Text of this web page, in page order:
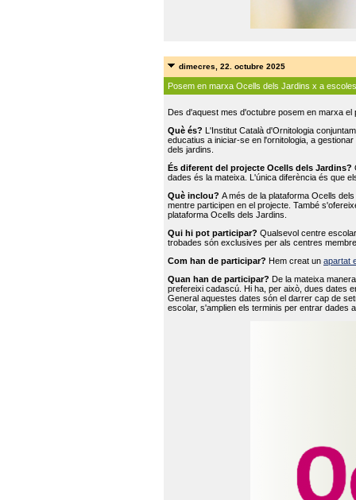
dimecres, 22. octubre 2025
Posem en marxa Ocells dels Jardins x a escoles
Des d'aquest mes d'octubre posem en marxa
Què és? L'Institut Català d'Ornitologia
educatius a iniciar-se en l'ornitologia, a
dels jardins.
És diferent del projecte Ocells dels Jardins?
dades és la mateixa. L'única diferència és que
Què inclou? A més de la plataforma Ocells
mentre participen en el projecte. També
plataforma Ocells dels Jardins.
Qui hi pot participar? Qualsevol centre
trobades són exclusives per als centres
Com han de participar? Hem creat un apartat
Quan han de participar? De la mateixa
prefereixi cadascú. Hi ha, per això, dues dates
General aquestes dates són el darrer cap de
escolar, s'amplien els terminis per entrar dades